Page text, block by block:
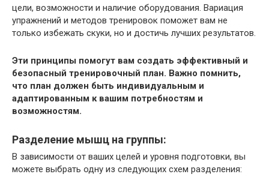
цели, возможности и наличие оборудования. Вариация
упражнений и методов тренировок поможет вам не
только избежать скуки, но и достичь лучших результатов.
Эти принципы помогут вам создать эффективный и
безопасный тренировочный план. Важно помнить,
что план должен быть индивидуальным и
адаптированным к вашим потребностям и
возможностям.
Разделение мышц на группы:
В зависимости от ваших целей и уровня подготовки, вы
можете выбрать одну из следующих схем разделения: